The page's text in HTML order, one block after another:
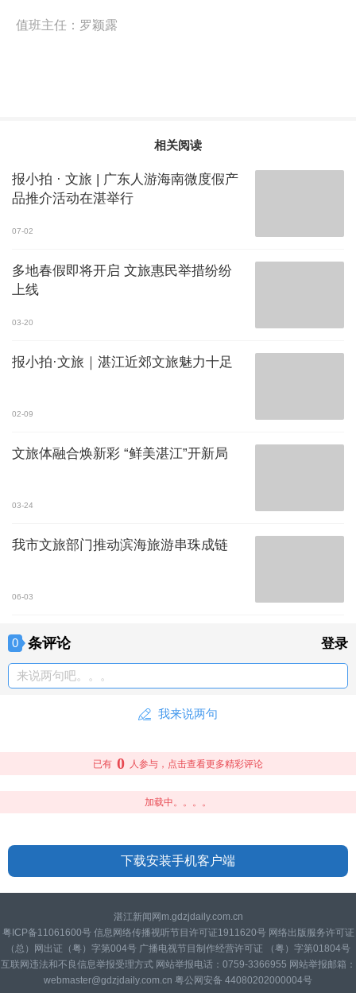
值班主任： 罗颖露
相关阅读
报小拍 · 文旅 | 广东人游海南微度假产
品推介活动在湛举行
07-02
多地春假即将开启 文旅惠民举措纷纷
上线
03-20
报小拍·文旅｜湛江近郊文旅魅力十足
02-09
文旅体融合焕新彩 “鲜美湛江”开新局
03-24
我市文旅部门推动滨海旅游串珠成链
06-03
0 条评论 登录
来说两句吧。。。
我来说两句
已有 0 人参与，点击查看更多精彩评论
加载中。。。。
下载安装手机客户端
湛江新闻网m.gdzjdaily.com.cn
粤ICP备11061600号 信息网络传播视听节目许可证1911620号 网络出版服务许可证
（总）网出证（粤）字第004号 广播电视节目制作经营许可证 （粤）字第01804号
互联网违法和不良信息举报受理方式 网站举报电话：0759-3366955 网站举报邮箱：
webmaster@gdzjdaily.com.cn 粤公网安备 44080202000004号